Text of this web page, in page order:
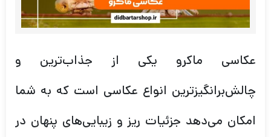
عکاسی ماکرو یکی از جذاب‌ترین و
چالش‌برانگیزترین انواع عکاسی است که به شما
امکان می‌دهد جزئیات ریز و زیبایی‌های پنهان در